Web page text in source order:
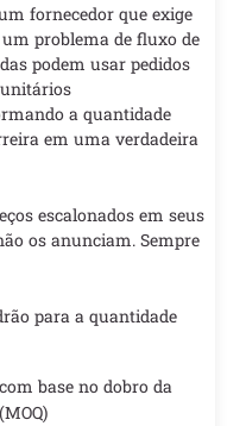
fornecedor que exige
problema de fluxo de
podem usar pedidos
a quantidade
em uma verdadeira
escalonados em seus
os anunciam. Sempre
para a quantidade
base no dobro da